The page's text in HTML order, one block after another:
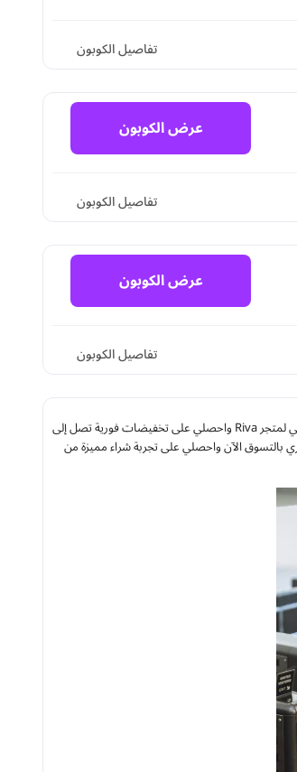
تفاصيل الكوبون
عرض الكوبون
تفاصيل الكوبون
عرض الكوبون
تفاصيل الكوبون
إذا كنتِ تبحثين عن التمتع بأرقى واحدث الازياء بأسعار مخفضة استخدمي كود خصم ريفا فاشون عند التسوق من الموقع الإلكتروني لمتجر Riva واحصلي على تخفيضات فورية تصل إلى
بالتسوق الآن واحصلي على تجربة شراء مميزة من